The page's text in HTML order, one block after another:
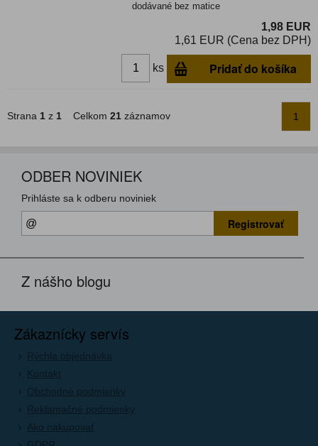
dodávané bez matice
1,98 EUR
1,61 EUR (Cena bez DPH)
ks Pridať do košíka
Strana 1 z 1 Celkom 21 záznamov 1
ODBER NOVINIEK
Prihláste sa k odberu noviniek
Registrovať
Z nášho blogu
Zákaznícky servís
Rýchla objednávka
Kontakt
Obchodné podmienky
Reklamačné podmienky
Ako nakupovať